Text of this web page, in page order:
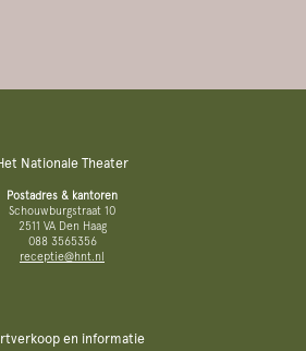
Nationale Theater
Postadres & kantoren
Schouwburgstraat 10
2511 VA Den Haag
088 3565356
receptie@hnt.nl
en informatie